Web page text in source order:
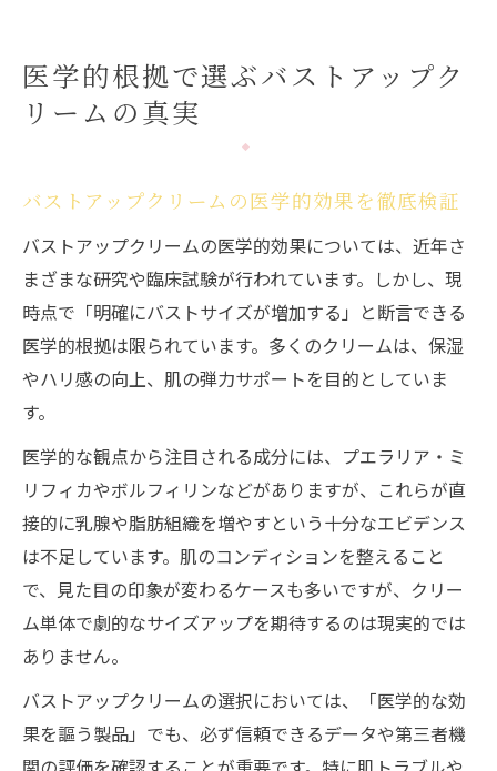
医学の視点で見たバストアップクリームの
成分安全性
バストアップクリームの口コミと科学的根
拠の違い
バストアップクリーム主要成分と期待でき
る美容効果
バストアップクリームで脂肪を増やす仕組
みと成分解説
バストアップクリームの成分比較と効果の
違いを知る
市販バストアップクリームの成分と安全性
の見極め方
乳がんリスクとバストアップクリーム使用の注
意点
バストアップクリームと乳がんリスクに関
する最新知見
シルキーバストクリームと乳がんの関連性
医学的根拠で選ぶバストアップク
リームの真実
バストアップクリームの医学的効果を徹底検証
バストアップクリームの医学的効果については、近年さ
まざまな研究や臨床試験が行われています。しかし、現
時点で「明確にバストサイズが増加する」と断言できる
医学的根拠は限られています。多くのクリームは、保湿
やハリ感の向上、肌の弾力サポートを目的としていま
す。
医学的な観点から注目される成分には、プエラリア・ミ
リフィカやボルフィリンなどがありますが、これらが直
接的に乳腺や脂肪組織を増やすという十分なエビデンス
は不足しています。肌のコンディションを整えること
で、見た目の印象が変わるケースも多いですが、クリー
ム単体で劇的なサイズアップを期待するのは現実的では
ありません。
バストアップクリームの選択においては、「医学的な効
果を謳う製品」でも、必ず信頼できるデータや第三者機